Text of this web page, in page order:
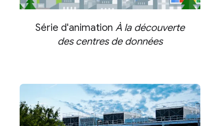
Série d'animation À la découverte
des centres de données